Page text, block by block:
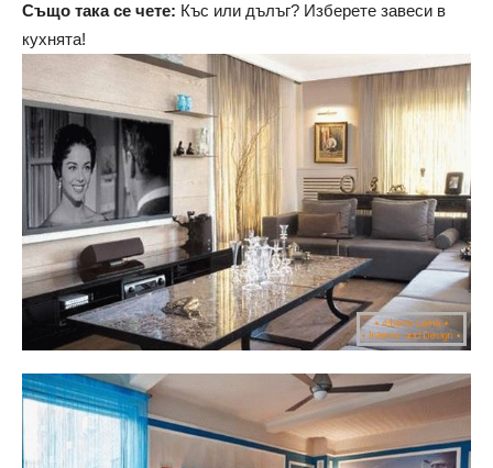
Също така се чете: Къс или дълъг? Изберете завеси в
кухнята!